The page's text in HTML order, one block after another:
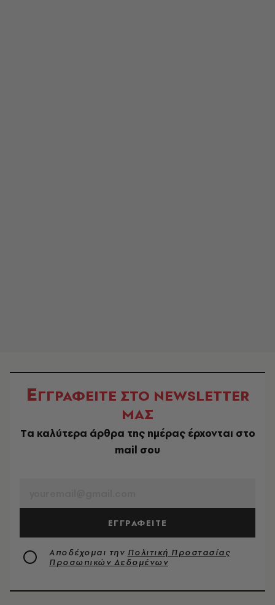
ΕΓΓΡΑΦΕΙΤΕ ΣΤΟ NEWSLETTER
ΜΑΣ
Tα καλύτερα άρθρα της ημέρας έρχονται στο
mail σου
ΕΓΓΡΑΦΕΙΤΕ
Αποδέχομαι την Πολιτική Προστασίας
Προσωπικών Δεδομένων